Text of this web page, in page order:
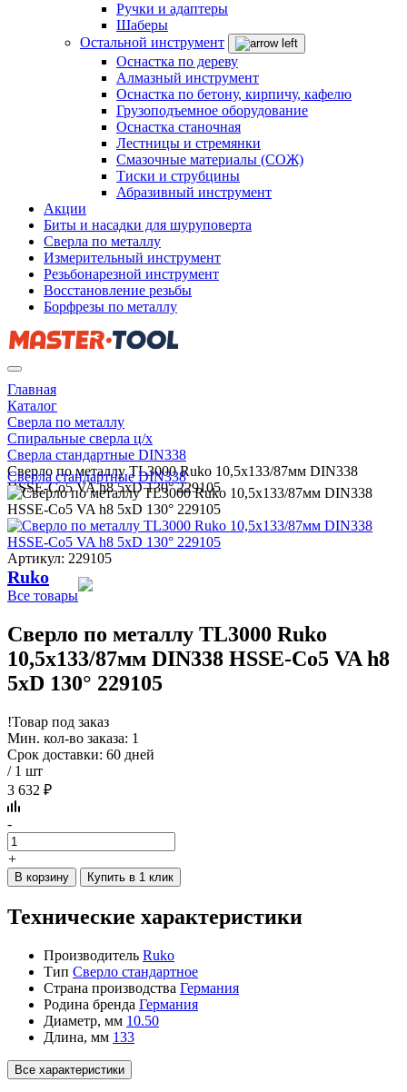
Ручки и адаптеры
Шаберы
Остальной инструмент
Оснастка по дереву
Алмазный инструмент
Оснастка по бетону, кирпичу, кафелю
Грузоподъемное оборудование
Оснастка станочная
Лестницы и стремянки
Смазочные материалы (СОЖ)
Тиски и струбцины
Абразивный инструмент
Акции
Биты и насадки для шуруповерта
Сверла по металлу
Измерительный инструмент
Резьбонарезной инструмент
Восстановление резьбы
Борфрезы по металлу
Главная
Каталог
Сверла по металлу
Спиральные сверла ц/х
Сверла стандартные DIN338
Сверло по металлу TL3000 Ruko 10,5x133/87мм DIN338
HSSE-Co5 VA h8 5xD 130° 229105
Сверла стандартные DIN338
Артикул: 229105
Ruko
Все товары
Сверло по металлу TL3000 Ruko
10,5x133/87мм DIN338 HSSE-Co5 VA h8
5xD 130° 229105
!Товар под заказ
Мин. кол-во заказа: 1
Срок доставки: 60 дней
/ 1 шт
3 632 ₽
-
+
В корзину Купить в 1 клик
Технические характеристики
Производитель Ruko
Тип Сверло стандартное
Страна производства Германия
Родина бренда Германия
Диаметр, мм 10.50
Длина, мм 133
Все характеристики